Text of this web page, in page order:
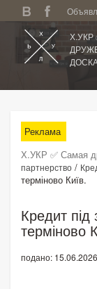
Х.УКР
Все регионы
Категории
Избранное
Личный
Поиск по
Реклама
Х.УКР ✅ Самая
партнерство /
терміново Київ.
Кредит під
терміново
подано: 15.06.2026